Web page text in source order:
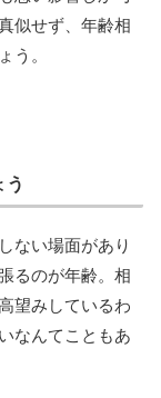
似せず、年齢相
う。
う
ない場面があり
るのが年齢。相
望みしているわ
なんてこともあ